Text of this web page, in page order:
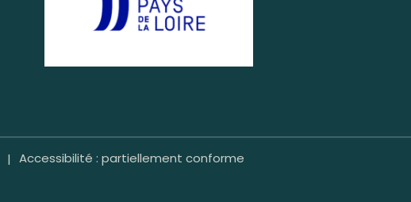
Accessibilité : partiellement conforme